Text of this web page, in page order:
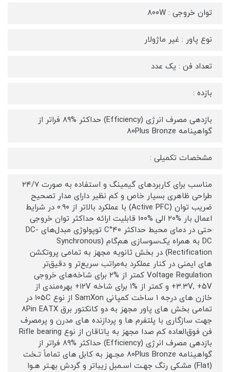
توان خروجی : ۸۰۰W
نوع پاور : غیر ماژولار
تعداد فن : یک عدد
بازده :
بازدهی مصرف انرژی (Efficiency) حداکثر %۸۹ فراتر از
گواهینامه ۸۰Plus Bronze
مشخصات تکمیلی :
مناسب برای کاربردهای گیمینگ و استفاده به صورت ۲۴/۷
طراحی ظاهری بسیار خاص و کم نظیر دارای مدار تصحیح
ضریب توان (Active PFC) با عملکرد بالاتر از ۰.۹۰ در شرایط
اعمال بار %۲۰ الی %۱۰۰ قابلیت ارائه حداکثر توان خروجی
حتی در دمای محیط حداکثر ۴۰°C توپولوژی مبدل‌های DC-
DC به همراه یک‌سوسازی هم‌گام (Synchronous
Rectification) در بخش ثانویه مجهز به تمامی پروتکشن
های ایمنی در کنار عملکرد به‌مراتب سریع‌تر و دقیق‌تر
Voltage Regulation کمتر از %۲ برای شاخه‌های خروجی
۳.۳V, +۵V+ و کمتر از %۱ برای شاخه ۱۲V+ بهره‌مندی از
خازن‌ های درجه ۱ ساخت کمپانی SamXon از نوع ۱۰۵C در
تمامی بخش های پاور مجهز به دو کانکتور برق ۸Pin EATX
جهت سازگاری با پلتفرم ها و پردازنده های مدرن و پرمصرف
فن فوق‌العاده کم صدا مجهز به یاتاقان از نوع Rifle bearing
بازدهی مصرف انرژی (Efficiency) حداکثر %۸۹ فراتر از
گواهینامه ۸۰Plus Bronze مجـهز به کابل های تماماً تـخت
(Flat) مشـکی رنگ جهـت اسـمبل زیباتر و گردش بهـتر هـوا